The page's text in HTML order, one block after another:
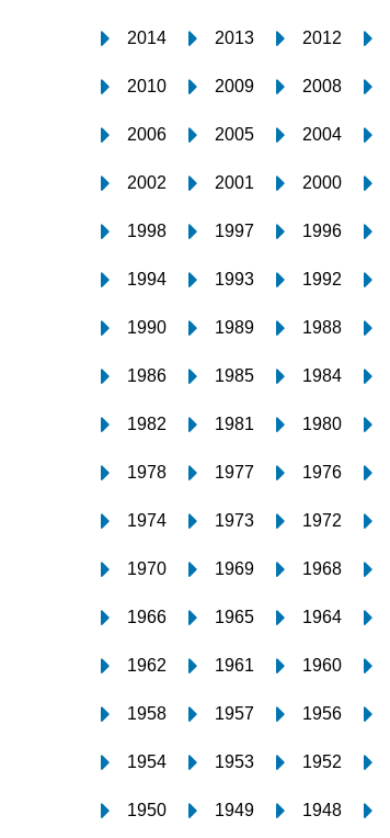
2014 2013 2012
2010 2009 2008
2006 2005 2004
2002 2001 2000
1998 1997 1996
1994 1993 1992
1990 1989 1988
1986 1985 1984
1982 1981 1980
1978 1977 1976
1974 1973 1972
1970 1969 1968
1966 1965 1964
1962 1961 1960
1958 1957 1956
1954 1953 1952
1950 1949 1948